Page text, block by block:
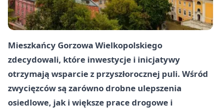
Mieszkańcy Gorzowa Wielkopolskiego
zdecydowali, które inwestycje i inicjatywy
otrzymają wsparcie z przyszłorocznej puli. Wśród
zwycięzców są zarówno drobne ulepszenia
osiedlowe, jak i większe prace drogowe i